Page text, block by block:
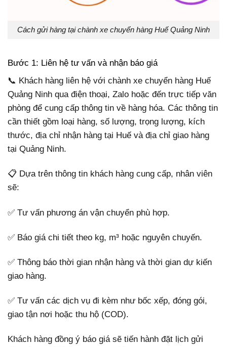
Cách gửi hàng tại chành xe chuyển hàng Huế Quảng Ninh
Bước 1: Liên hệ tư vấn và nhận báo giá
📞 Khách hàng liên hệ với chành xe chuyển hàng Huế
Quảng Ninh qua điện thoại, Zalo hoặc đến trực tiếp văn
phòng để cung cấp thông tin về hàng hóa. Các thông tin
cần thiết gồm loại hàng, số lượng, trọng lượng, kích
thước, địa chỉ nhận hàng tại Huế và địa chỉ giao hàng
tại Quảng Ninh.
📋 Dựa trên thông tin khách hàng cung cấp, nhân viên
sẽ:
✅ Tư vấn phương án vận chuyển phù hợp.
✅ Báo giá chi tiết theo kg, m³ hoặc nguyên chuyến.
✅ Thông báo thời gian nhận hàng và thời gian dự kiến
giao hàng.
✅ Tư vấn các dịch vụ đi kèm như bốc xếp, đóng gói,
giao tận nơi hoặc thu hộ (COD).
Khách hàng đồng ý báo giá sẽ tiến hành đặt lịch gửi